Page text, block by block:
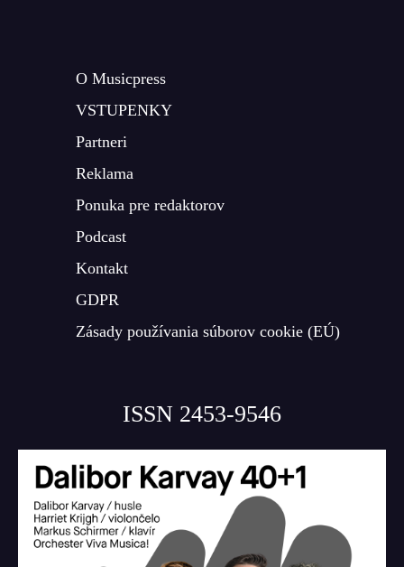
O Musicpress
VSTUPENKY
Partneri
Reklama
Ponuka pre redaktorov
Podcast
Kontakt
GDPR
Zásady používania súborov cookie (EÚ)
ISSN 2453-9546